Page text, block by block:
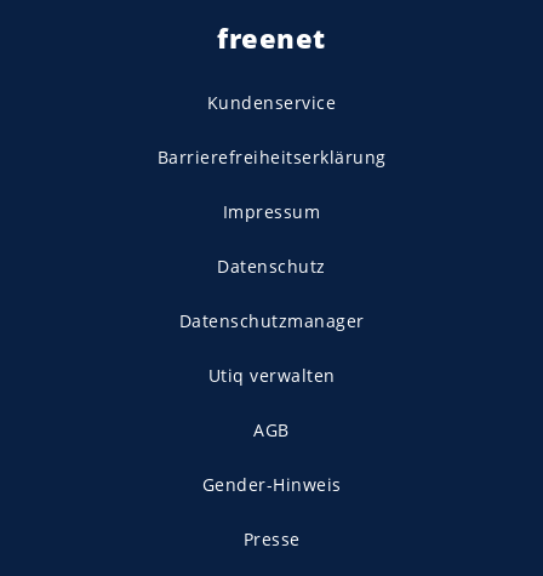
freenet
Kundenservice
Barrierefreiheitserklärung
Impressum
Datenschutz
Datenschutzmanager
Utiq verwalten
AGB
Gender-Hinweis
Presse